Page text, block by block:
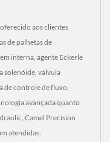
aos clientes
de palhetas de
interna, agente Eckerle
solenóide, válvula
de controle de fluxo,
avançada quanto
Camel Precision
atendidas.